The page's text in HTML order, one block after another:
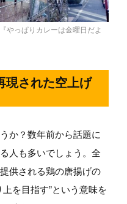
やっぱりカレーは金曜日だよ
現された空上げ
か？数年前から話題に
人も多いでしょう。全
供される鶏の唐揚げの
を目指す”という意味を